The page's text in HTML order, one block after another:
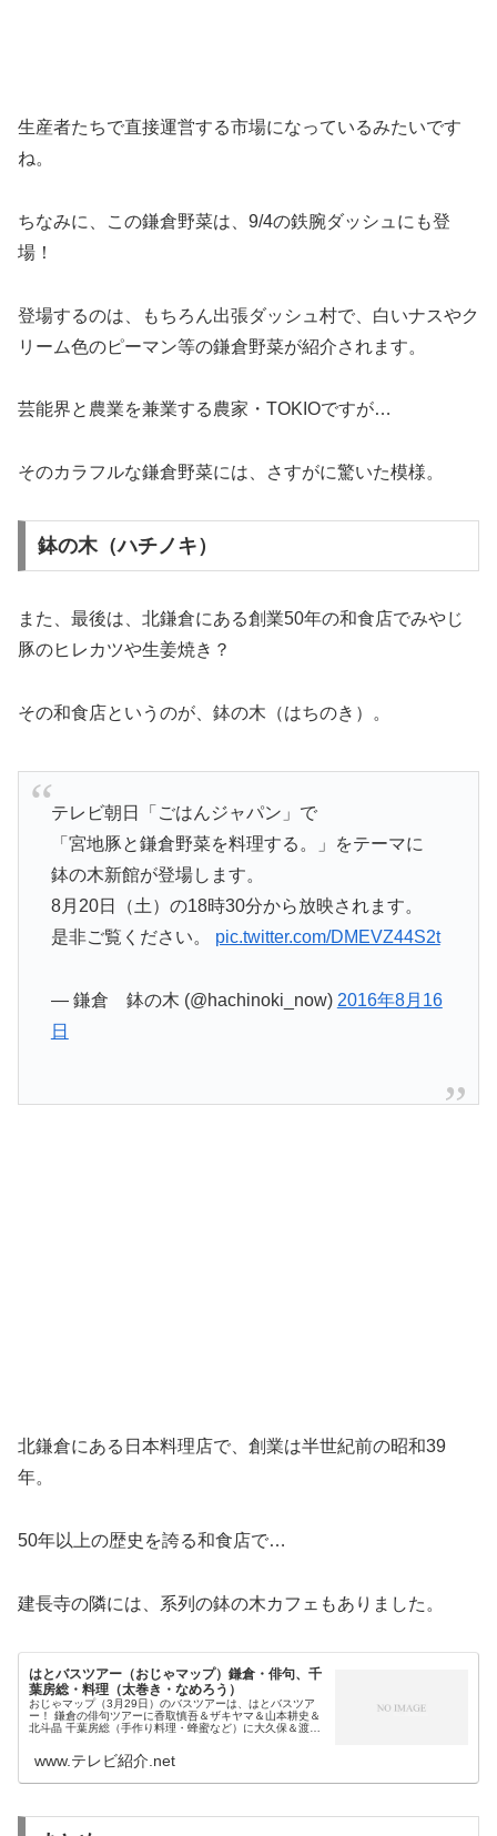
生産者たちで直接運営する市場になっているみたいです
ね。
ちなみに、この鎌倉野菜は、9/4の鉄腕ダッシュにも登
場！
登場するのは、もちろん出張ダッシュ村で、白いナスやク
リーム色のピーマン等の鎌倉野菜が紹介されます。
芸能界と農業を兼業する農家・TOKIOですが…
そのカラフルな鎌倉野菜には、さすがに驚いた模様。
鉢の木（ハチノキ）
また、最後は、北鎌倉にある創業50年の和食店でみやじ
豚のヒレカツや生姜焼き？
その和食店というのが、鉢の木（はちのき）。
テレビ朝日「ごはんジャパン」で
「宮地豚と鎌倉野菜を料理する。」をテーマに
鉢の木新館が登場します。
8月20日（土）の18時30分から放映されます。
是非ご覧ください。 pic.twitter.com/DMEVZ44S2t
— 鎌倉 鉢の木 (@hachinoki_now) 2016年8月16
日
北鎌倉にある日本料理店で、創業は半世紀前の昭和39
年。
50年以上の歴史を誇る和食店で…
建長寺の隣には、系列の鉢の木カフェもありました。
はとバスツアー（おじゃマップ）鎌倉・俳句、千
葉房総・料理（太巻き・なめろう）
おじゃマップ（3月29日）のバスツアーは、はとバスツア
ー！ 鎌倉の俳句ツアーに香取慎吾＆ザキヤマ＆山本耕史＆
北斗晶 千葉房総（手作り料理・蜂蜜など）に大久保＆渡辺
下）の激安・人気バスツアー...
www.テレビ紹介.net